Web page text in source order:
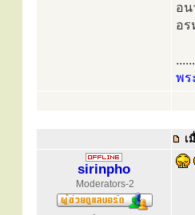
อน
อร
พร
เ
sirinpho
Moderators-2